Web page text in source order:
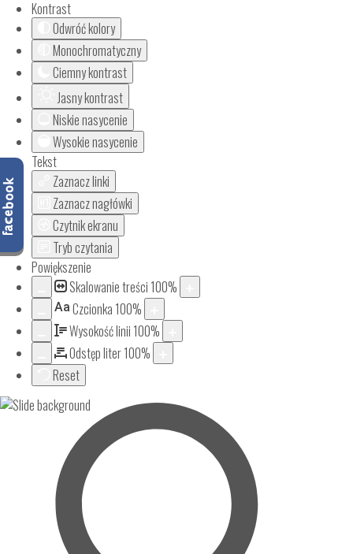
Kontrast
Odwróć kolory
Monochromatyczny
Ciemny kontrast
Jasny kontrast
Niskie nasycenie
Wysokie nasycenie
Tekst
Zaznacz linki
Zaznacz nagłówki
Czytnik ekranu
Tryb czytania
Powiększenie
Skalowanie treści 100%
Aa Czcionka 100%
Wysokość linii 100%
Odstęp liter100%
Reset